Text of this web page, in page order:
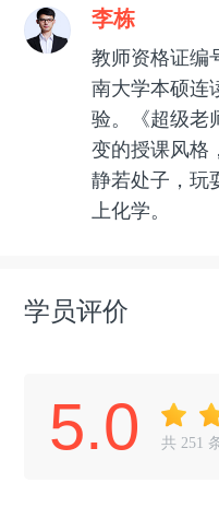
李栋
教师资格证编
南大学本硕连
验。《超级老
变的授课风格
静若处子，玩
上化学。
学员评价
5.0 共 251